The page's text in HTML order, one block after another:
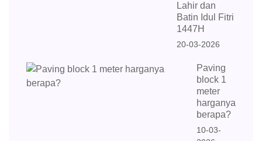
Lahir dan
Batin Idul Fitri
1447H
20-03-2026
Paving
block 1
meter
harganya
berapa?
10-03-